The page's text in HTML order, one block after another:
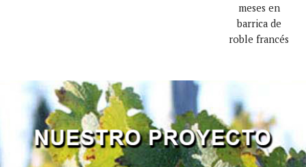
meses en
barrica de
roble francés